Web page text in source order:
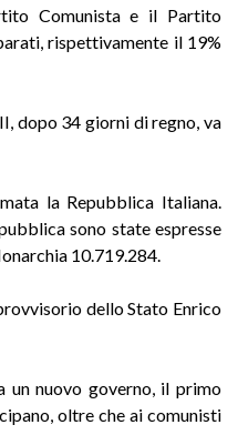
Comunista e il Partito
rispettivamente il 19%
dopo 34 giorni di regno, va
la Repubblica Italiana.
sono state espresse
10.719.284.
dello Stato Enrico
un nuovo governo, il primo
oltre che ai comunisti